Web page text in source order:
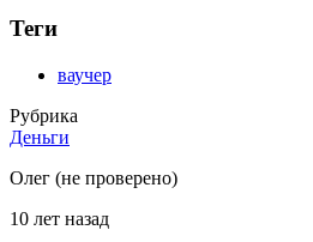
Теги
ваучер
Рубрика
Деньги
Олег (не проверено)
10 лет назад